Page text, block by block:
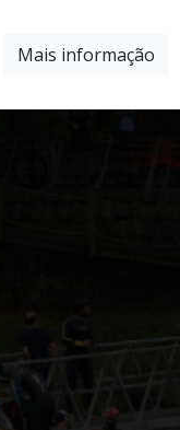
Mais informação